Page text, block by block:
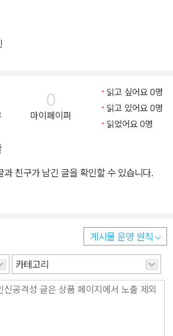
회 권장 도서 어린이문화진흥회
서 건져 올린 빛나는 것들을 오늘에 맞게 갈
를 걸고 시작한 우리 문화 그림책 시리즈입
그간 초등 교과서 수록, 세종도서 문학나눔,
서, 화이트레이번스 선정 도서를 비롯해 국
추천을 받아 왔으며, 각 학교의 권장도서 목
은 책으로 자리 잡았습니다. 2007년 12
》를 시작으로 내놓은 지 꼭 10년 만에 스무
통 문화가 오늘날 사람들에게는 어떤 의미
화까지도 아울러 담고자 합니다. 그저 박물
제는 잊힌 생활양식이 아니라 오늘, 그리고
나누고 싶은 우리네 삶의 이야기를 담으려는
즈가 우리의 어제와 오늘, 그리고 내일을 잇
0
마이페이퍼
읽고 싶어요 0명
읽고 있어요 0명
읽었어요 0명
친구가 남긴 글을 확인할 수 있습니다.
게시물 운영 원칙
카테고리